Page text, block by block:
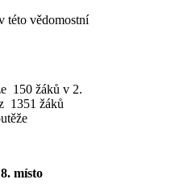
této vědomostní
150 žáků v 2.
1351 žáků
místo